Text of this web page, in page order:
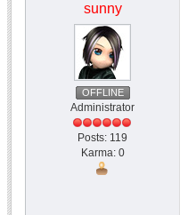
sunny
OFFLINE
Administrator
Posts: 119
Karma: 0